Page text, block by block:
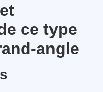
ce type
angle